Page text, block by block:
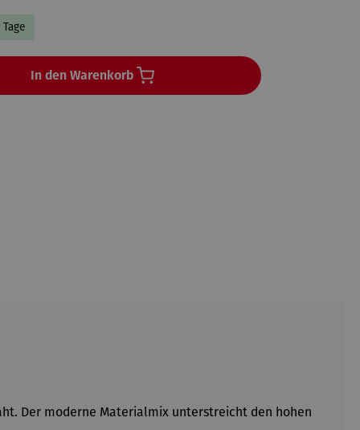
In den Warenkorb
Der moderne Materialmix unterstreicht den hohen